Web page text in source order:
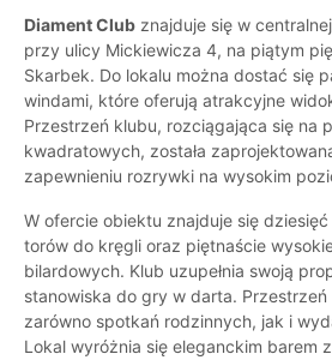
Diament Club znajduje się w
przy ulicy Mickiewicza 4, na piątym
Skarbek. Do lokalu można dostać się
windami, które oferują atrakcyjne
Przestrzeń klubu, rozciągająca się na
kwadratowych, została
zapewnieniu rozrywki na wysokim
W ofercie obiektu znajduje się
torów do kręgli oraz piętnaście
bilardowych. Klub uzupełnia swoją
stanowiska do gry w darta.
zarówno spotkań rodzinnych, jak i
Lokal wyróżnia się eleganckim barem